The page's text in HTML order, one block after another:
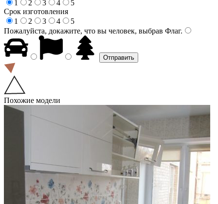
1
2 3 4
5
Срок изготовления
1
2 3 4
5
Пожалуйста, докажите, что вы человек, выбрав Флаг.
Похожие модели